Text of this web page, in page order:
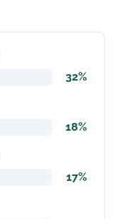
32%
18%
17%